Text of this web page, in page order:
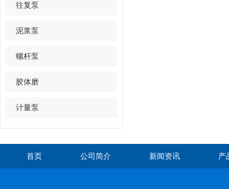
往复泵
泥浆泵
螺杆泵
胶体磨
计量泵
首页 公司简介 新闻资讯 产